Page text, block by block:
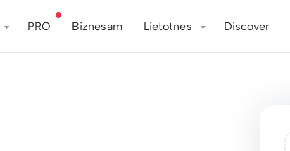
PRO Biznesam Lietotnes Discover